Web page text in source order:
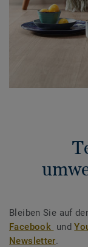
Bleiben Sie auf
Facebook und
Newsletter.